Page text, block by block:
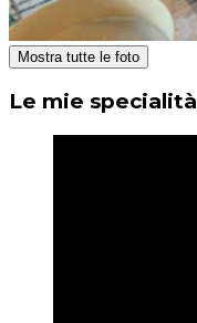
Mostra tutte le foto
Le mie specialità